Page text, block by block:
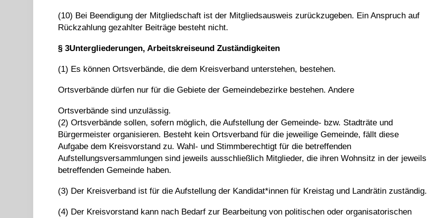
(10) Bei Beendigung der Mitgliedschaft ist der Mitgliedsausweis zurückzugeben. Ein Anspruch auf
Rückzahlung gezahlter Beiträge besteht nicht.
§3Untergliederungen,Arbeitskreiseund Zuständigkeiten
(1) Es können Ortsverbände, die dem Kreisverband unterstehen, bestehen.
Ortsverbände dürfen nur für die Gebiete der Gemeindebezirke bestehen. Andere
Ortsverbände sind unzulässig.
(2) Ortsverbände sollen, sofern möglich, die Aufstellung der Gemeinde- bzw. Stadträte und
Bürgermeister organisieren. Besteht kein Ortsverband für die jeweilige Gemeinde, fällt diese
Aufgabe dem Kreisvorstand zu. Wahl- und Stimmberechtigt für die betreffenden
Aufstellungsversammlungen sind jeweils ausschließlich Mitglieder, die ihren Wohnsitz in der jeweils
betreffenden Gemeinde haben.
(3) Der Kreisverband ist für die Aufstellung der Kandidat*innen für Kreistag und Landrätin zuständig.
(4) Der Kreisvorstand kann nach Bedarf zur Bearbeitung von politischen oder organisatorischen